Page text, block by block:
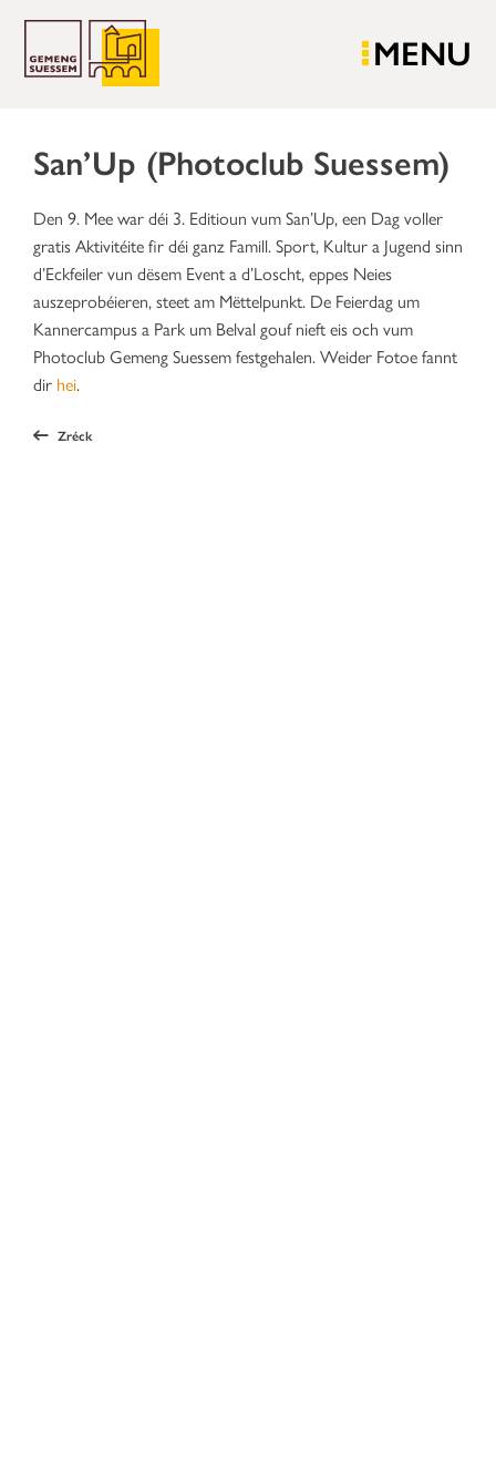
MENU
San’Up (Photoclub Suessem)
Den 9. Mee war déi 3. Editioun vum San’Up, een Dag voller
gratis Aktivitéite fir déi ganz Famill. Sport, Kultur a Jugend sinn
d’Eckfeiler vun dësem Event a d’Loscht, eppes Neies
auszeprobéieren, steet am Mëttelpunkt. De Feierdag um
Kannercampus a Park um Belval gouf nieft eis och vum
Photoclub Gemeng Suessem festgehalen. Weider Fotoe fannt
dir hei.
Zréck